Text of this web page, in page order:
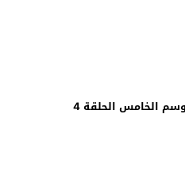
الخامس الحلقة 4